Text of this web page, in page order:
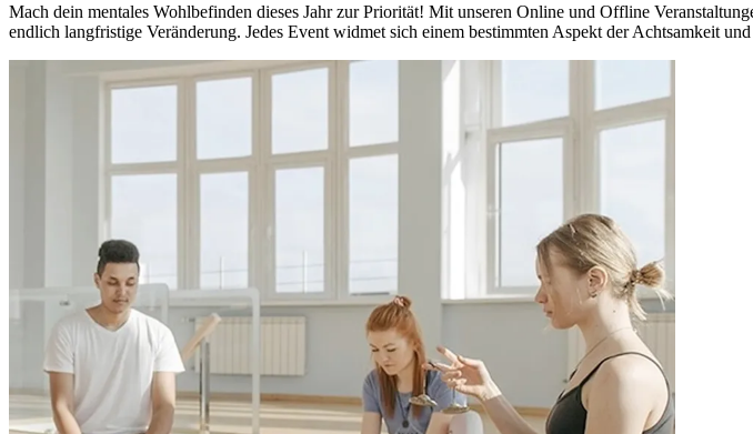
Mach dein mentales Wohlbefinden dieses Jahr zur Priorität! Mit unseren Online und Offline
endlich langfristige Veränderung. Jedes Event widmet sich einem bestimmten Aspekt der Achtsamkeit